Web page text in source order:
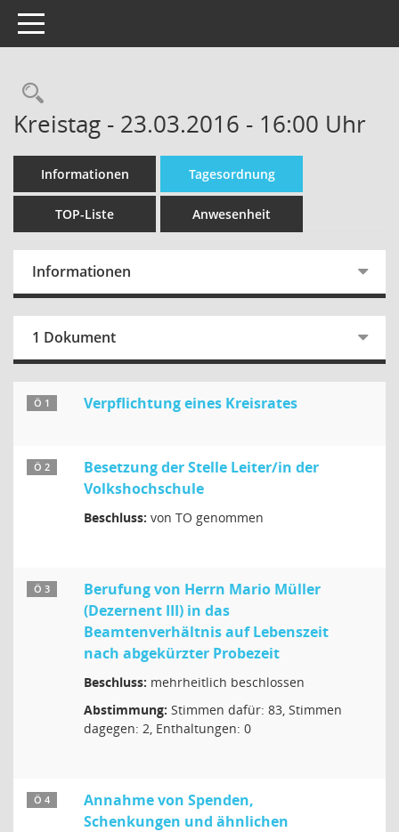
Toggle navigation
Kreistag - 23.03.2016 - 16:00 Uhr
Informationen Tagesordnung
TOP-Liste Anwesenheit
Informationen
1 Dokument
Ö 1 Verpflichtung eines Kreisrates
Ö 2
Besetzung der Stelle Leiter/in der
Volkshochschule
Beschluss: von TO genommen
Ö 3
Berufung von Herrn Mario Müller
(Dezernent III) in das
Beamtenverhältnis auf Lebenszeit
nach abgekürzter Probezeit
Beschluss: mehrheitlich beschlossen
Abstimmung: Stimmen dafür: 83, Stimmen
dagegen: 2, Enthaltungen: 0
Ö 4
Annahme von Spenden,
Schenkungen und ähnlichen